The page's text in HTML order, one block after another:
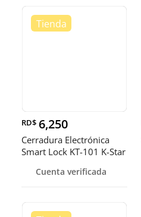
RD$ 6,250
Cerradura Electrónica
Smart Lock KT-101 K-Star
Cuenta verificada